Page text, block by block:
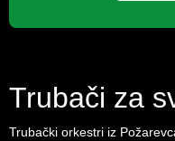
Trubači za
Trubački orkestri iz